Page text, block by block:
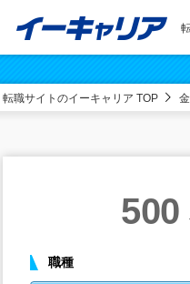
転職サイトのイーキャリア TOP
500
職種